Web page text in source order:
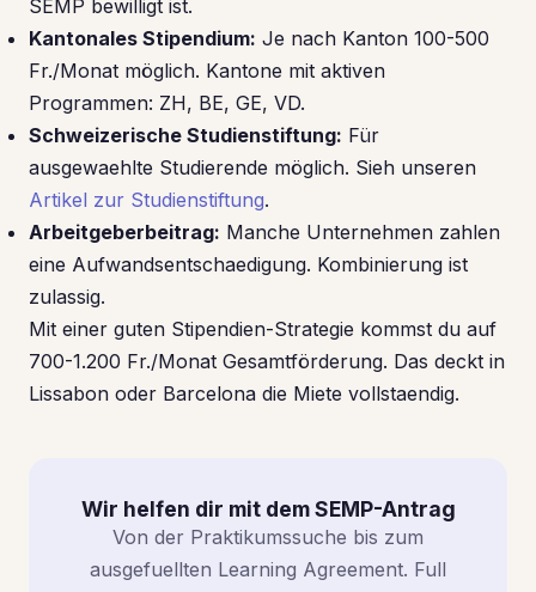
SEMP bewilligt ist.
Kantonales Stipendium: Je nach Kanton 100-500
Fr./Monat möglich. Kantone mit aktiven
Programmen: ZH, BE, GE, VD.
Schweizerische Studienstiftung: Für
ausgewaehlte Studierende möglich. Sieh unseren
Artikel zur Studienstiftung.
Arbeitgeberbeitrag: Manche Unternehmen zahlen
eine Aufwandsentschaedigung. Kombinierung ist
zulassig.
Mit einer guten Stipendien-Strategie kommst du auf
700-1.200 Fr./Monat Gesamtförderung. Das deckt in
Lissabon oder Barcelona die Miete vollstaendig.
Wir helfen dir mit dem SEMP-Antrag
Von der Praktikumssuche bis zum
ausgefuellten Learning Agreement. Full